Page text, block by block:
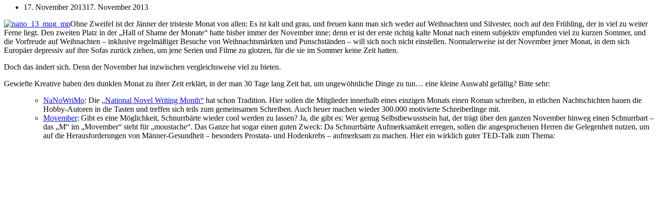
17. November 201317. November 2013
Ohne Zweifel ist der Jänner der tristeste Monat von allen: Es ist kalt und grau, und freuen kann man sich weder auf Weihnachten und Silvester, noch auf den Frühling, der in viel zu weiter
Ferne liegt. Den zweiten Platz in der „Hall of Shame der Monate“ hatte bisher immer der November inne; denn er ist der erste richtig kalte Monat nach einem subjektiv empfunden viel zu kurzen Sommer, und
die Vorfreude auf Weihnachten – inklusive regelmäßiger Besuche von Weihnachtsmärkten und Punschständen – will sich noch nicht einstellen. Normalerweise ist der November jener Monat, in dem sich
Europäer depressiv auf ihre Sofas zurück ziehen, um jene Serien und Filme zu glotzen, für die sie im Sommer keine Zeit hatten.
Doch das ändert sich. Denn der November hat inzwischen vergleichsweise viel zu bieten.
Gewiefte Kreative haben den dunklen Monat zu ihrer Zeit erklärt, in der man 30 Tage lang Zeit hat, um ungewöhnliche Dinge zu tun… eine kleine Auswahl gefällig? Bitte sehr:
NaNoWriMo: Die „National Novel Writing Month“ hat schon Tradition. Hier sollen die Mitglieder innerhalb eines einzigen Monats einen Roman schreiben, in etlichen Nachtschichten hauen die
Hobby-Autoren in die Tasten und treffen sich teils zum gemeinsamen Schreiben. Auch heuer machen wieder 300.000 motivierte Schreiberlinge mit.
Movember: Gibt es eine Möglichkeit, Schnurrbärte wieder cool werden zu lassen? Ja, die gibt es: Wer genug Selbstbewusstsein hat, der trägt über den ganzen November hinweg einen Schnurrbart –
das „M“ im „Movember“ steht für „moustache“. Das Ganze hat sogar einen guten Zweck: Da Schnurrbärte Aufmerksamkeit erregen, sollen die angesprochenen Herren die Gelegenheit nutzen, um
auf die Herausforderungen von Männer-Gesundheit – besonders Prostata- und Hodenkrebs – aufmerksam zu machen. Hier ein wirklich guter TED-Talk zum Thema: